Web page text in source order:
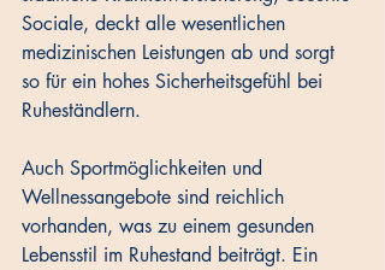
Sociale, deckt alle wesentlichen
medizinischen Leistungen ab und sorgt
so für ein hohes Sicherheitsgefühl bei
Ruheständlern.
Auch Sportmöglichkeiten und
Wellnessangebote sind reichlich
vorhanden, was zu einem gesunden
Lebensstil im Ruhestand beiträgt. Ein